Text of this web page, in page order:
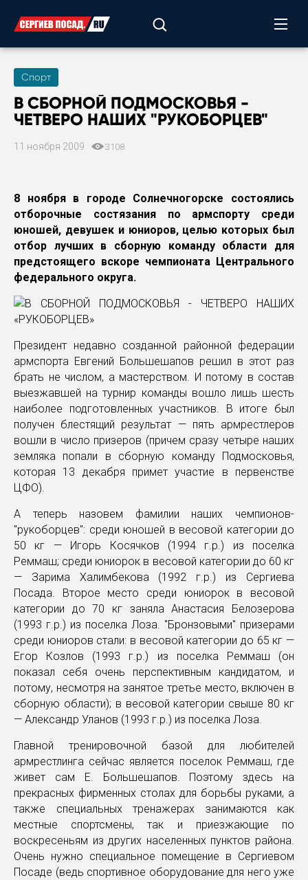
Спорт
В СБОРНОЙ ПОДМОСКОВЬЯ -
ЧЕТВЕРО НАШИХ "РУКОБОРЦЕВ"
11 ноября 2009 3108
8 ноября в городе Солнечногорске состоялись
отборочные состязания по армспорту среди
юношей, девушек и юниоров, целью которых был
отбор лучших в сборную команду области для
предстоящего вскоре чемпионата Центрального
федерального округа.
Президент недавно созданной районной федерации
армспорта Евгений Большешапов решил в этот раз
брать не числом, а мастерством. И потому в состав
выезжавшей на турнир команды вошло лишь шесть
наиболее подготовленных участников. В итоге был
получен блестящий результат — пять армрестлеров
вошли в число призеров (причем сразу четыре наших
земляка попали в сборную команду Подмосковья,
которая 13 декабря примет участие в первенстве
ЦФО).
А теперь назовем фамилии наших чемпионов-
"рукоборцев": среди юношей в весовой категории до
50 кг — Игорь Косячков (1994 г.р.) из поселка
Реммаш; среди юниорок в весовой категории до 60 кг
— Зарима Халимбекова (1992 г.р.) из Сергиева
Посада. Второе место среди юниорок в весовой
категории до 70 кг заняла Анастасия Белозерова
(1993 г.р.) из поселка Лоза. "Бронзовыми" призерами
среди юниоров стали: в весовой категории до 65 кг —
Егор Козлов (1993 г.р.) из поселка Реммаш (он
показал себя очень перспективным кандидатом, и
потому, несмотря на занятое третье место, включен в
сборную области); в весовой категории свыше 80 кг
— Александр Уланов (1993 г.р.) из поселка Лоза.
Главной тренировочной базой для любителей
армрестлинга сейчас является поселок Реммаш, где
живет сам Е. Большешапов. Поэтому здесь на
прекрасных фирменных столах для борьбы руками, а
также специальных тренажерах занимаются как
местные спортсмены, так и приезжающие по
воскресеньям из других населенных пунктов района.
Очень нужно специальное помещение в Сергиевом
Посаде (ведь спортивное оборудование для него уже